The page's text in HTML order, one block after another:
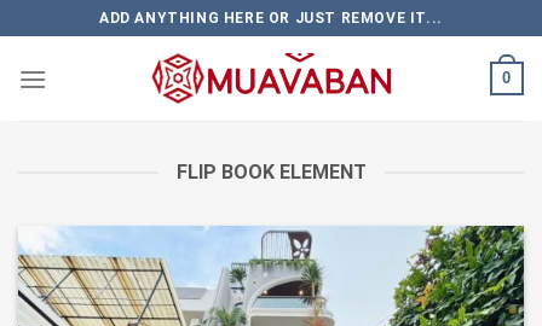
to
content
ADD ANYTHING HERE OR JUST REMOVE IT...
0
FLIP BOOK ELEMENT